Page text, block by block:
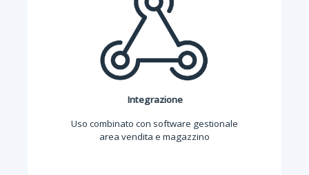
Integrazione
Uso combinato con software gestionale
area vendita e magazzino